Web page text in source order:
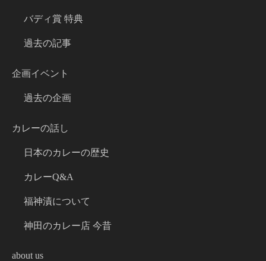
バディ賞 特典
過去の記事
企画イベント
過去の企画
カレーの話し
日本のカレーの歴史
カレーQ&A
福神漬について
神田のカレー店 今昔
about us